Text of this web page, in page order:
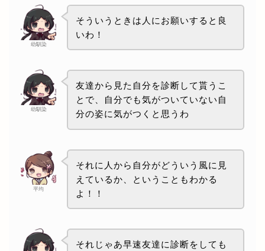
幼馴染
そういうときは人にお願いすると良
いわ！
幼馴染
友達から見た自分を診断して貰うこ
とで、自分でも気がついていない自
分の姿に気がつくと思うわ
平均
それに人から自分がどういう風に見
えているか、ということもわかる
よ！！
それじゃあ早速友達に診断をしても